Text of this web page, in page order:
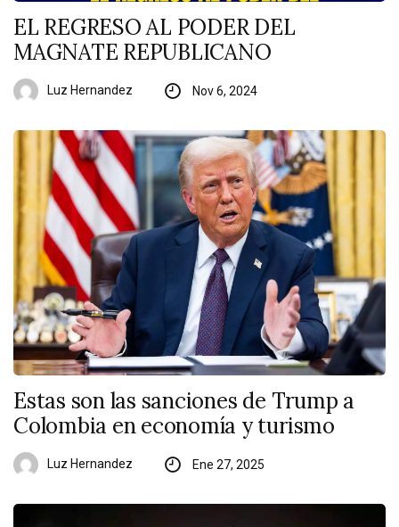
EL REGRESO AL PODER DEL
MAGNATE REPUBLICANO
Luz Hernandez Nov 6, 2024
Estas son las sanciones de Trump a
Colombia en economía y turismo
Luz Hernandez Ene 27, 2025